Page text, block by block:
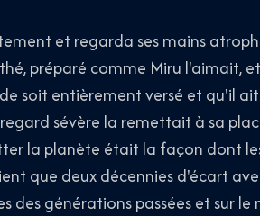
et regarda ses mains
préparé comme Miru l'aimait,
soit entièrement versé et qu'il
sévère la remettait à sa
la planète était la façon dont
que deux décennies d'écart
des générations passées et sur